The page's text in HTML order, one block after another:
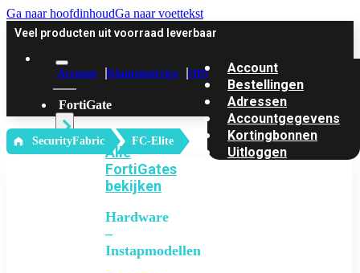
Ga naar hoofdinhoudGa naar voettekst
Veel producten uit voorraad leverbaar
Account Klantenservice Offerte
FortiGate
Alle
FortiGates
bekijken
Hardware
–
Instapmodellen
Account
Bestellingen
Adressen
Accountgegevens
Kortingbonnen
Uitloggen
‎ SecurityFabric FC-Elite